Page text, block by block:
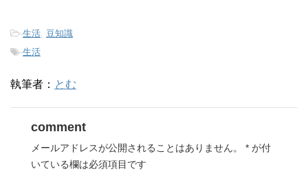
-生活 豆知識
-生活
執筆者： とむ
comment
メールアドレスが公開されることはありません。 * が付
いている欄は必須項目です